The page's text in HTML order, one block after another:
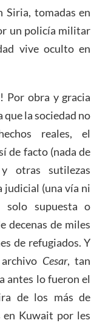
tomadas en
un policía militar
vive oculto en
Por obra y gracia
que la sociedad no
reales, el
de facto (nada de
y otras sutilezas
judicial (una vía ni
supuesta o
decenas de miles
de refugiados. Y
Cesar, tan
antes lo fueron el
de los más de
en Kuwait por les